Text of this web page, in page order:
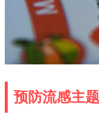
预防流感主